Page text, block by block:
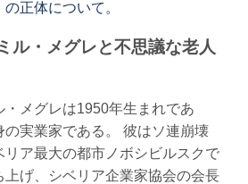
正体について。
ル・メグレと不思議な老人
メグレは1950年生まれであ
の実業家である。 彼はソ連崩壊
リア最大の都市ノボシビルスクで
上げ、シベリア企業家協会の会長